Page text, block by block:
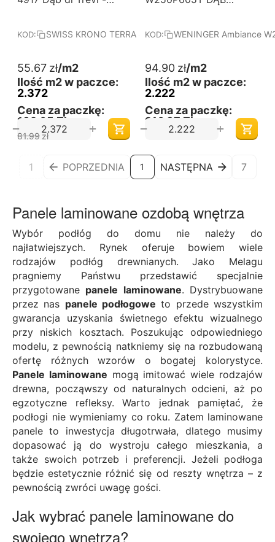
Panele laminowane ozdobą wnętrza
Wybór podłóg do domu nie należy do
najłatwiejszych. Rynek oferuje bowiem wiele
rodzajów podłóg drewnianych. Jako Melagu
pragniemy Państwu przedstawić specjalnie
przygotowane panele laminowane. Dystrybuowane
przez nas panele podłogowe to przede wszystkim
gwarancja uzyskania świetnego efektu wizualnego
przy niskich kosztach. Poszukując odpowiedniego
modelu, z pewnością natkniemy się na rozbudowaną
ofertę różnych wzorów o bogatej kolorystyce.
Panele laminowane mogą imitować wiele rodzajów
drewna, począwszy od naturalnych odcieni, aż po
egzotyczne refleksy. Warto jednak pamiętać, że
podłogi nie wymieniamy co roku. Zatem laminowane
panele to inwestycja długotrwała, dlatego musimy
dopasować ją do wystroju całego mieszkania, a
także swoich potrzeb i preferencji. Jeżeli podłoga
będzie estetycznie różnić się od reszty wnętrza – z
pewnością zwróci uwagę gości.
Jak wybrać panele laminowane do
swojego wnętrza?
(mm): 1380x191x8.
KOD: SWISS KRONO TERRA 4917 Dąb di Trevi
55.67 zł/m2
Ilość m2 w paczce:
2.372
Cena za paczkę:
132,05 Zł
81.99zł
+
−
wodoodporne
(mm): 1286x192x8.
Kolekcja: Ambiance.
KOD: WENINGER Ambiance
94.90 zł/m2
Ilość m2 w paczce:
2.222
Cena za paczkę:
210,87 Zł
+
−
1 POPRZEDNIA 1 NASTĘPNA 7